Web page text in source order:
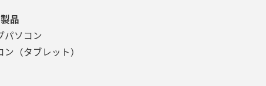
品
パソコン
（タブレット）